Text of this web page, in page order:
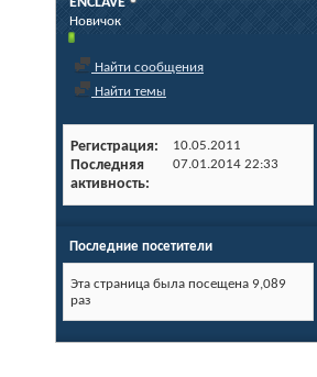
Новичок
Найти сообщения
Найти темы
Регистрация 10.05.2011
Последняя
активность
07.01.2014 22:33
Последние посетители
Эта страница была посещена 9,089
раз